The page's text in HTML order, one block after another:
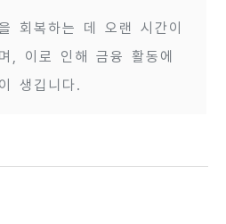
회복하는 데 오랜 시간이
, 이로 인해 금융 활동에
생깁니다.